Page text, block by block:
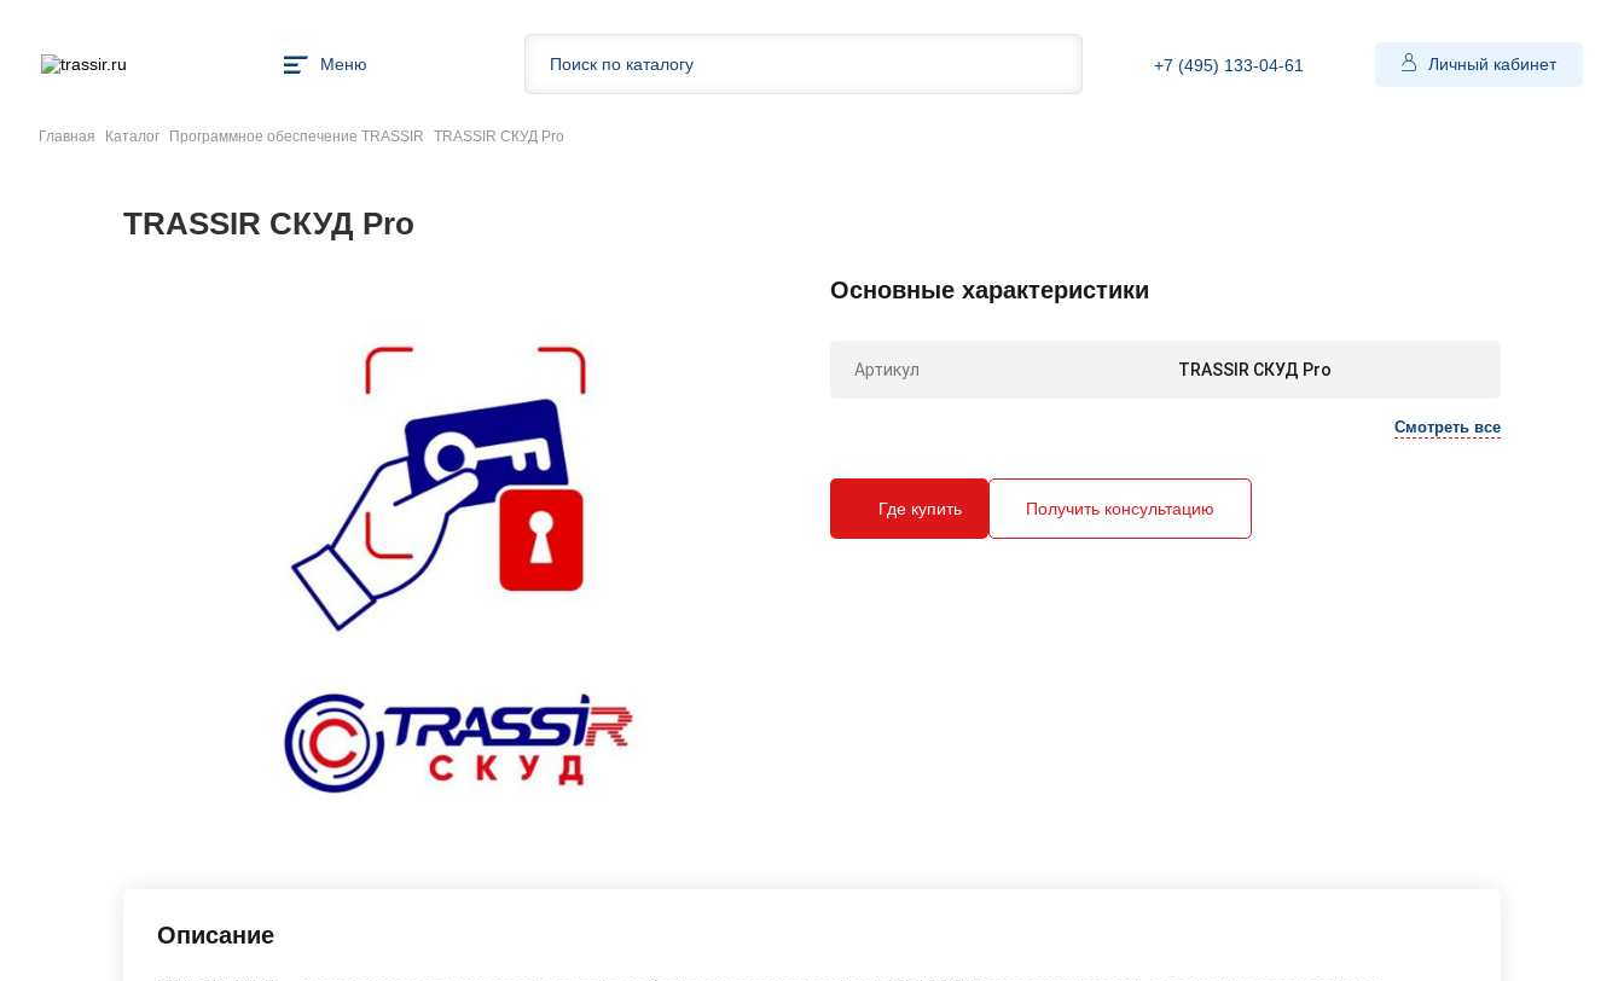
Меню +7 (495) 133-04-61 Личный кабинет
Главная Каталог Программное обеспечение TRASSIR TRASSIR СКУД Pro
TRASSIR СКУД Pro
Основные характеристики
Артикул TRASSIR СКУД Pro
Смотреть все
Где купить Получить консультацию
Описание